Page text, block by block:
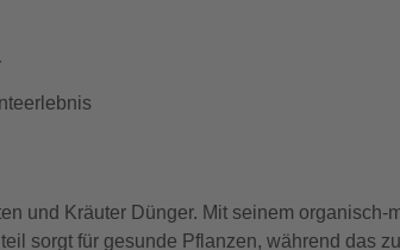
und Kräuter Dünger. Mit seinem
sorgt für gesunde Pflanzen, während das